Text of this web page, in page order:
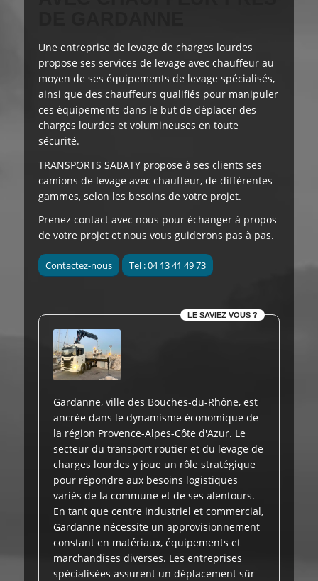
Une entreprise de levage de charges lourdes
propose ses services de levage avec chauffeur au
moyen de ses équipements de levage spécialisés,
ainsi que des chauffeurs qualifiés pour manipuler
ces équipements dans le but de déplacer des
charges lourdes et volumineuses en toute
sécurité.
TRANSPORTS SABATY propose à ses clients ses
camions de levage avec chauffeur, de différentes
gammes, selon les besoins de votre projet.
Prenez contact avec nous pour échanger à propos
de votre projet et nous vous guiderons pas à pas.
Contactez-nous Tel : 04 13 41 49 73
LE SAVIEZ VOUS ?
Gardanne, ville des Bouches-du-Rhône, est
ancrée dans le dynamisme économique de
la région Provence-Alpes-Côte d'Azur. Le
secteur du transport routier et du levage de
charges lourdes y joue un rôle stratégique
pour répondre aux besoins logistiques
variés de la commune et de ses alentours.
En tant que centre industriel et commercial,
Gardanne nécessite un approvisionnement
constant en matériaux, équipements et
marchandises diverses. Les entreprises
spécialisées assurent un déplacement sûr